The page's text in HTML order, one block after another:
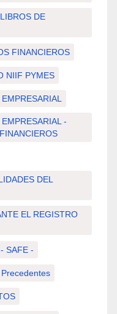
DE
FINANCIEROS
NIIF PYMES
-
DEL
EL REGISTRO
SAFE -
Precedentes